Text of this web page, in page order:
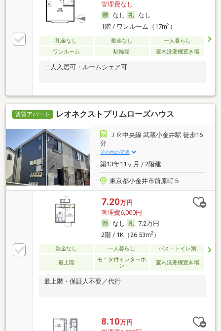
管理費なし
なし
なし
1階 / ワンルーム（17m2）
礼金なし 敷金なし
一人暮らし
ワンルーム
駐輪場 室内洗濯機置き場
二人入居可・ルームシェア可
賃貸アパート レオネクストプリムローズハウス
ＪＲ中央線 武蔵小金井駅 徒歩16
分
その他の交通
築13年11ヶ月 / 2階建
東京都小金井市前原町５
7.20万円
管理費6,000円
なし
7.2万円
2階 / 1K（26.53m2）
敷金なし 一人暮らし バス・トイレ別
最上階
モニタ付インターホ
ン
室内洗濯機置き場
最上階・保証人不要／代行
8.10万円